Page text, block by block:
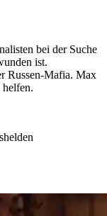
bei der Suche
ist.
Russen-Mafia. Max